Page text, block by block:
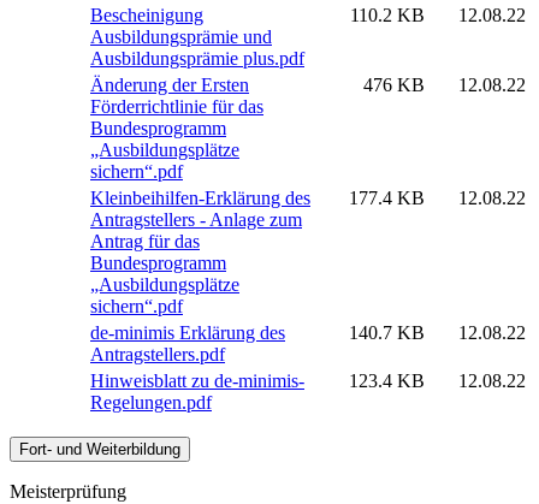
Bescheinigung
Ausbildungsprämie und
Ausbildungsprämie plus.pdf
110.2 KB 12.08.22
Änderung der Ersten
Förderrichtlinie für das
Bundesprogramm
„Ausbildungsplätze
sichern“.pdf
476 KB 12.08.22
Kleinbeihilfen-Erklärung des
Antragstellers - Anlage zum
Antrag für das
Bundesprogramm
„Ausbildungsplätze
sichern“.pdf
177.4 KB 12.08.22
de-minimis Erklärung des
Antragstellers.pdf
140.7 KB 12.08.22
Hinweisblatt zu de-minimis-
Regelungen.pdf
123.4 KB 12.08.22
Fort- und Weiterbildung
Meisterprüfung